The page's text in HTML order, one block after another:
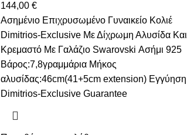
144,00 €
Ασημένιο Επιχρυσωμένο Γυναικείο Κολιέ
Dimitrios-Exclusive Με Δίχρωμη Αλυσίδα Και
Κρεμαστό Με Γαλάζιο Swarovski Ασήμι 925
Βάρος:7,8γραμμάρια Μήκος
αλυσίδας:46cm(41+5cm extension) Eγγύηση
Dimitrios-Exclusive Guarantee